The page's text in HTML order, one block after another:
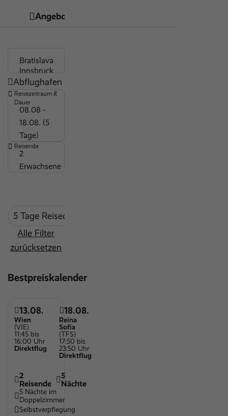
Angebote
Abflughafen
Reisezeitraum &
Dauer
08.08 -
18.08. (5
Tage)
Reisende
2
Erwachsene
5 Tage Reisedauer
Alle Filter
zurücksetzen
Bestpreiskalender
13.08.
Wien
(VIE)
11:45 bis
16:00 Uhr
Direktflug
18.08.
Reina
Sofia
(TFS)
17:50 bis
23:50 Uhr
Direktflug
2
Reisende
5
Nächte
5 Nächte im
Doppelzimmer
Selbstverpflegung